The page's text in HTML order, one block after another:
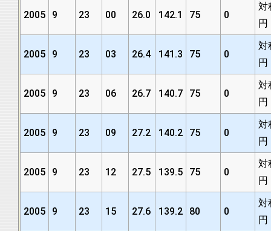
2005 9 23 00 26.0 142.1 75 0
対
円
2005 9 23 03 26.4 141.3 75 0
対
円
2005 9 23 06 26.7 140.7 75 0
対
円
2005 9 23 09 27.2 140.2 75 0
対
円
2005 9 23 12 27.5 139.5 75 0
対
円
2005 9 23 15 27.6 139.2 80 0
対
円